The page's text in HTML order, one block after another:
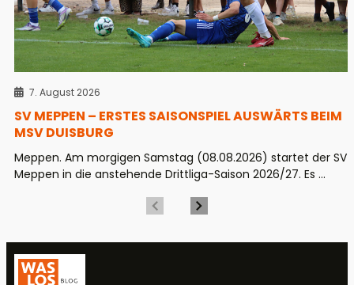
7. August 2026
SV MEPPEN – ERSTES SAISONSPIEL AUSWÄRTS BEIM
MSV DUISBURG
Meppen. Am morgigen Samstag (08.08.2026) startet der SV
Meppen in die anstehende Drittliga-Saison 2026/27. Es ...